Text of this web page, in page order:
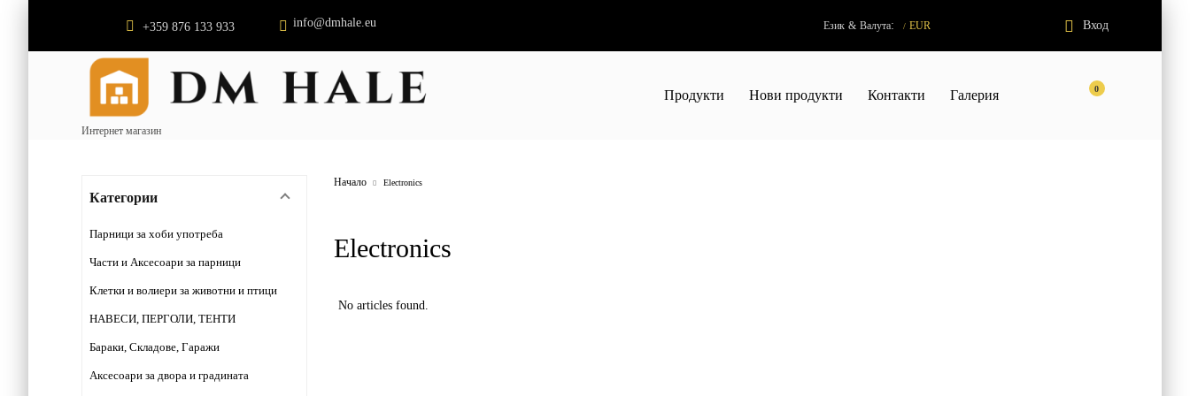
+359 876 133 933 info@dmhale.eu Език & Валута: / EUR Вход
Интернет магазин
0
Продукти Нови продукти Контакти Галерия
Категории
Парници за хоби употреба
Части и Аксесоари за парници
Клетки и волиери за животни и птици
НАВЕСИ, ПЕРГОЛИ, ТЕНТИ
Бараки, Складове, Гаражи
Аксесоари за двора и градината
Начало Electronics
Electronics
No articles found.